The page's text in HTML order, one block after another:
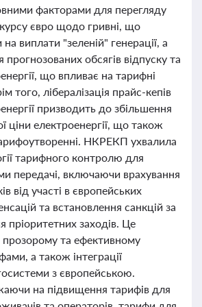
факторами для перегляду
євро щодо гривні, що
виплати "зеленій" генерації, а
обсягів відпуску та
що впливає на тарифні
того, лібералізація прайс-кепів
призводить до збільшення
ціни електроенергії, що також
НКРЕКП ухвалила
тарифного контролю для
передачі, включаючи врахування
від участі в європейських
та встановлення санкцій за
пріоритетних заходів. Це
та ефективному
а також інтеграції
з європейською.
на підвищення тарифів для